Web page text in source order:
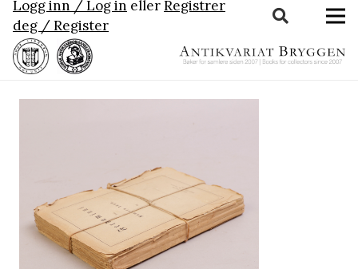
Logg inn / Log in ellerRegistrer
deg / Register